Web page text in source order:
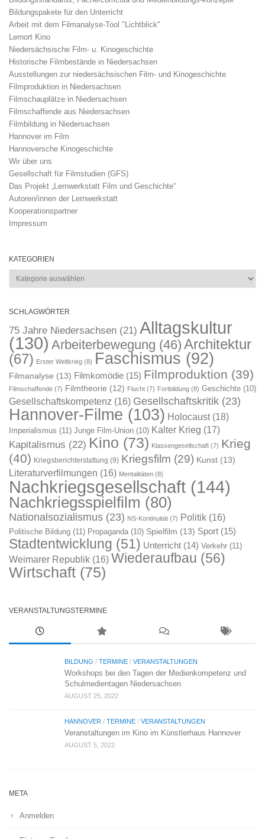
Bildungspakete für den Unterricht
Arbeit mit dem Filmanalyse-Tool "Lichtblick"
Lernort Kino
Niedersächsische Film- u. Kinogeschichte
Historische Filmbestände in Niedersachsen
Ausstellungen zur niedersächsischen Film- und Kinogeschichte
Filmproduktion in Niedersachsen
Filmschauplätze in Niedersachsen
Filmschaffende aus Niedersachsen
Filmbildung in Niedersachsen
Hannover im Film
Hannoversche Kinogeschichte
Wir über uns
Gesellschaft für Filmstudien (GFS)
Das Projekt „Lernwerkstatt Film und Geschichte“
Autoren/innen der Lernwerkstatt
Kooperationspartner
Impressum
KATEGORIEN
Kategorien
SCHLAGWÖRTER
75 Jahre Niedersachsen (21) Alltagskultur
(130) Arbeiterbewegung (46) Architektur
(67) Erster Weltkrieg (8) Faschismus (92)
Filmanalyse (13) Filmkomödie (15) Filmproduktion (39)
Filmschaffende (7) Filmtheorie (12) Flucht (7) Fortbildung (8) Geschichte (10)
Gesellschaftskompetenz (16) Gesellschaftskritik (23)
Hannover-Filme (103) Holocaust(18)
Imperialismus (11) Junge Film-Union (10) Kalter Krieg (17)
Kapitalismus (22) Kino (73) Klassengesellschaft (7) Krieg
(40) Kriegsberichterstattung (9) Kriegsfilm (29) Kunst (13)
Literaturverfilmungen (16) Mentalitäten (8)
Nachkriegsgesellschaft (144)
Nachkriegsspielfilm (80)
Nationalsozialismus (23) NS-Kontinuität (7) Politik (16)
Politische Bildung (11) Propaganda (10) Spielfilm (13) Sport (15)
Stadtentwicklung (51) Unterricht (14) Verkehr (11)
Weimarer Republik (16) Wiederaufbau (56)
Wirtschaft (75)
VERANSTALTUNGSTERMINE
BILDUNG / TERMINE / VERANSTALTUNGEN
Workshops bei den Tagen der Medienkompetenz und
Schulmedientagen Niedersachsen
AUGUST 25, 2022
HANNOVER / TERMINE / VERANSTALTUNGEN
Veranstaltungen im Kino im Künstlerhaus Hannover
AUGUST 5, 2022
META
Anmelden